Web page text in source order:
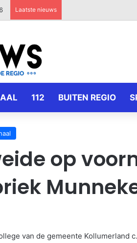
Laatste nieuws
112 BUITEN REGIO
op
van de gemeente